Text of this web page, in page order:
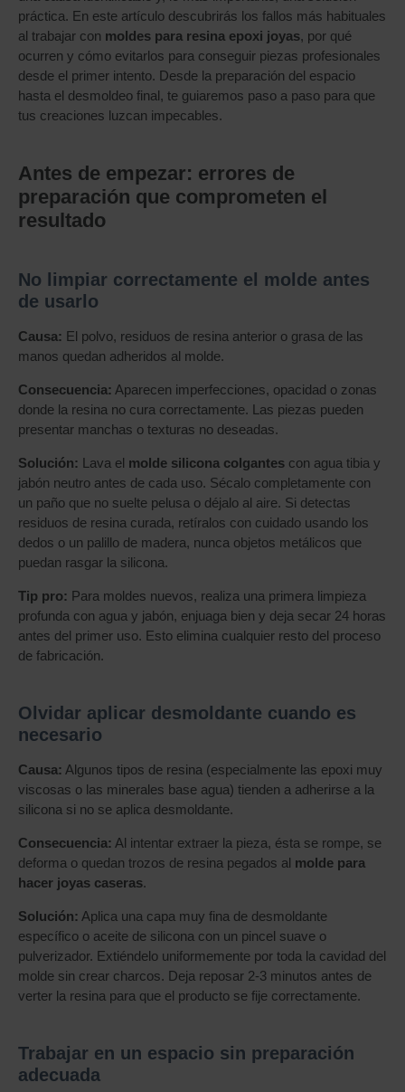
práctica. En este artículo descubrirás los fallos más habituales
al trabajar con moldes para resina epoxi joyas, por qué
ocurren y cómo evitarlos para conseguir piezas profesionales
desde el primer intento. Desde la preparación del espacio
hasta el desmoldeo final, te guiaremos paso a paso para que
tus creaciones luzcan impecables.
Antes de empezar: errores de
preparación que comprometen el
resultado
No limpiar correctamente el molde antes
de usarlo
Causa: El polvo, residuos de resina anterior o grasa de las
manos quedan adheridos al molde.
Consecuencia: Aparecen imperfecciones, opacidad o zonas
donde la resina no cura correctamente. Las piezas pueden
presentar manchas o texturas no deseadas.
Solución: Lava el molde silicona colgantes con agua tibia y
jabón neutro antes de cada uso. Sécalo completamente con
un paño que no suelte pelusa o déjalo al aire. Si detectas
residuos de resina curada, retíralos con cuidado usando los
dedos o un palillo de madera, nunca objetos metálicos que
puedan rasgar la silicona.
Tip pro: Para moldes nuevos, realiza una primera limpieza
profunda con agua y jabón, enjuaga bien y deja secar 24 horas
antes del primer uso. Esto elimina cualquier resto del proceso
de fabricación.
Olvidar aplicar desmoldante cuando es
necesario
Causa: Algunos tipos de resina (especialmente las epoxi muy
viscosas o las minerales base agua) tienden a adherirse a la
silicona si no se aplica desmoldante.
Consecuencia: Al intentar extraer la pieza, ésta se rompe, se
deforma o quedan trozos de resina pegados al molde para
hacer joyas caseras.
Solución: Aplica una capa muy fina de desmoldante
específico o aceite de silicona con un pincel suave o
pulverizador. Extiéndelo uniformemente por toda la cavidad del
molde sin crear charcos. Deja reposar 2-3 minutos antes de
verter la resina para que el producto se fije correctamente.
Trabajar en un espacio sin preparación
adecuada